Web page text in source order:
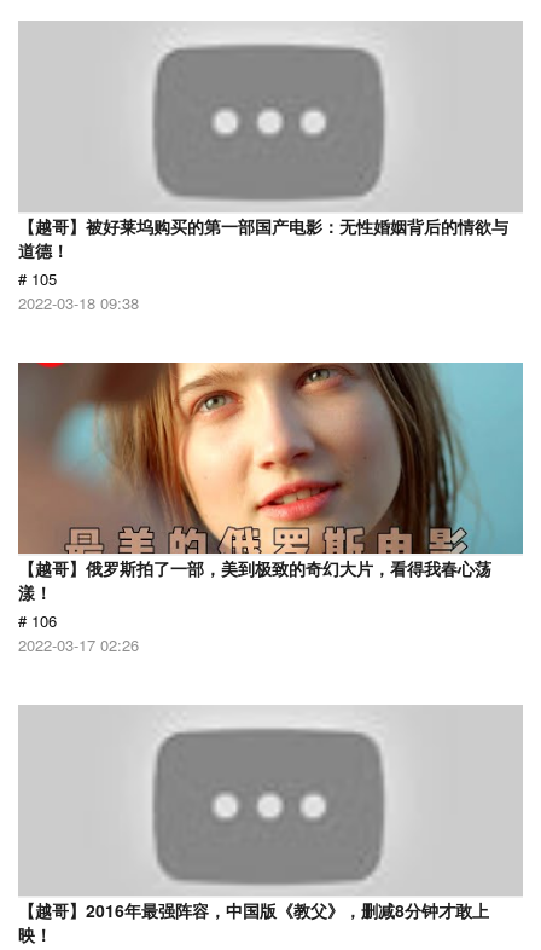
【越哥】被好莱坞购买的第一部国产电影：无性婚姻背后的情欲与
道德！
# 105
2022-03-18 09:38
【越哥】俄罗斯拍了一部，美到极致的奇幻大片，看得我春心荡
漾！
# 106
2022-03-17 02:26
【越哥】2016年最强阵容，中国版《教父》，删减8分钟才敢上
映！